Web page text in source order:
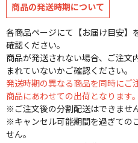
商品の発送時期について
各商品ページにて【お届け目安】
確認ください。
商品が発送されない場合、ご注文
まれていないかご確認ください。
発送時期の異なる商品を同時にご
商品にあわせての出荷となります。
※ご注文後の分割配送はできません
※キャンセル可能期間を過ぎての
せん。